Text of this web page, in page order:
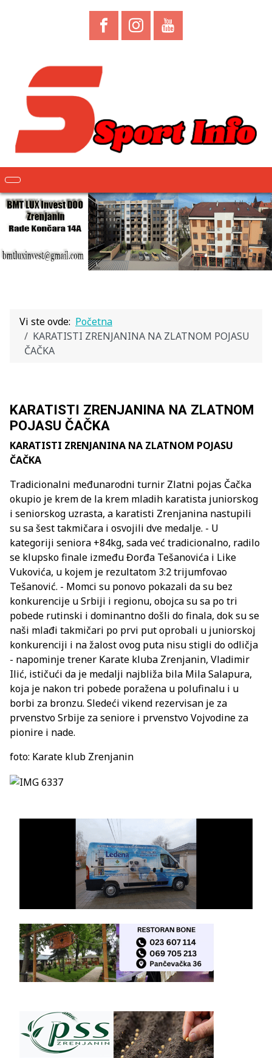
Vi ste ovde: Početna
KARATISTI ZRENJANINA NA ZLATNOM POJASU
ČAČKA
KARATISTI ZRENJANINA NA ZLATNOM
POJASU ČAČKA
KARATISTI ZRENJANINA NA ZLATNOM POJASU
ČAČKA
Tradicionalni međunarodni turnir Zlatni pojas Čačka
okupio je krem de la krem mladih karatista juniorskog
i seniorskog uzrasta, a karatisti Zrenjanina nastupili
su sa šest takmičara i osvojili dve medalje. - U
kategoriji seniora +84kg, sada već tradicionalno, radilo
se klupsko finale između Đorđa Tešanovića i Like
Vukovića, u kojem je rezultatom 3:2 trijumfovao
Tešanović. - Momci su ponovo pokazali da su bez
konkurencije u Srbiji i regionu, obojca su sa po tri
pobede rutinski i dominantno došli do finala, dok su se
naši mlađi takmičari po prvi put oprobali u juniorskoj
konkurenciji i na žalost ovog puta nisu stigli do odličja
- napominje trener Karate kluba Zrenjanin, Vladimir
Ilić, ističući da je medalji najbliža bila Mila Salapura,
koja je nakon tri pobede poražena u polufinalu i u
borbi za bronzu. Sledeći vikend rezervisan je za
prvenstvo Srbije za seniore i prvenstvo Vojvodine za
pionire i nade.
foto: Karate klub Zrenjanin